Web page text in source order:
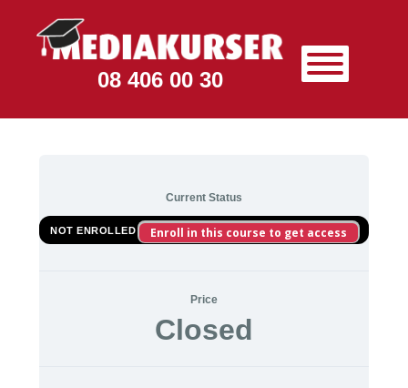
08 406 00 30
Current Status
NOT ENROLLED Enroll in this course to get access
Price
Closed